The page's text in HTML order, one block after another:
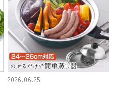
2026.06.25